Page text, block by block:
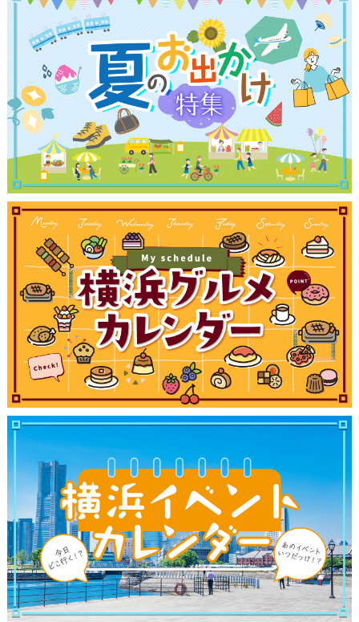
観光ガイド
ランキング
ブログ記事
サイトについて